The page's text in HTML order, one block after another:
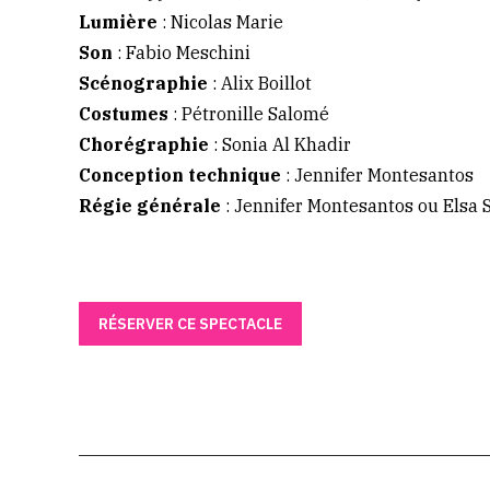
Lumière : Nicolas Marie
Son : Fabio Meschini
Scénographie : Alix Boillot
Costumes : Pétronille Salomé
Chorégraphie : Sonia Al Khadir
Conception technique : Jennifer Montesantos
Régie générale : Jennifer Montesantos ou Elsa
RÉSERVER CE SPECTACLE